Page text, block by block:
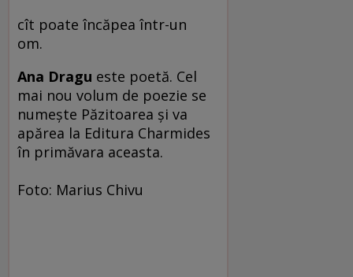
cît poate încăpea într-un
om.
Ana Dragu este poetă. Cel
mai nou volum de poezie se
numeşte Păzitoarea şi va
apărea la Editura Charmides
în primăvara aceasta.
Foto: Marius Chivu